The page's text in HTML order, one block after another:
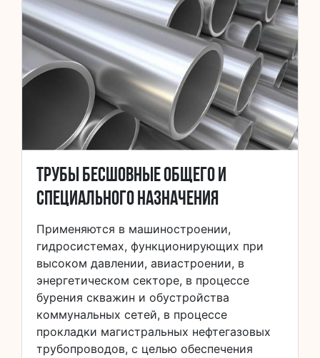
Трубы бесшовные общего и
специального назначения
Применяются в машиностроении,
гидросистемах, функционирующих при
высоком давлении, авиастроении, в
энергетическом секторе, в процессе
бурения скважин и обустройства
коммунальных сетей, в процессе
прокладки магистральных нефтегазовых
трубопроводов, с целью обеспечения